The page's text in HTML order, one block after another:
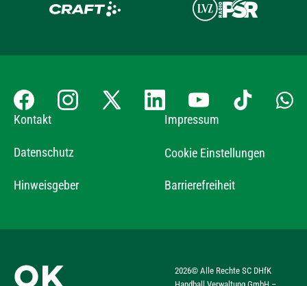
Kontakt Impressum
Datenschutz Cookie Einstellungen
Hinweisgeber Barrierefreiheit
2026© Alle Rechte SC DHfK